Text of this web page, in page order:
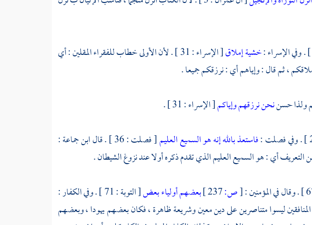
خشية إملاق
[ الإسراء : 31 ] . لأن الأولى خطاب للفقراء المقلين : أي
، ثم قال : وإياهم أي : نرزقكم جميعا .
ولذا حسننحن نرزقهم وإياكم[ الإسراء : 31 ] .
فاستعذ بالله إنه هو السميع العليم[ فصلت : 36 ] . قال ابن جماعة:
أي : هو السميع العليم الذي تقدم ذكره أولا عند نزوغ الشيطان .
[ص: بعضهم أولياء بعض[ التوبة : 71 ] . وفي الكفار :
: 73 ] . لأن المنافقين ليسوا متناصرين على دين معين وشريعة ظاهرة ، فكان بعضهم يهودا ، وبعضهم